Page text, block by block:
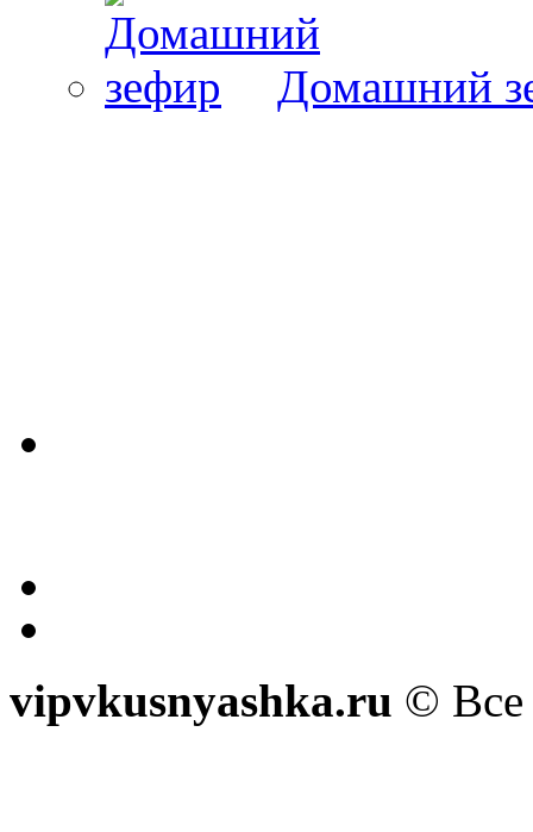
Домашний
vipvkusnyashka.ru © Все